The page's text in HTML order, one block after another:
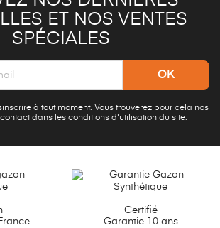
ET NOS VENTES
SPÉCIALES
à tout moment. Vous trouverez pour cela nos
dans les conditions d'utilisation du site.
Certifié
Garantie 10 ans